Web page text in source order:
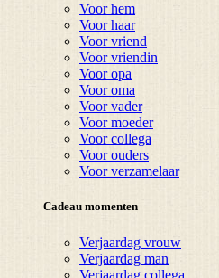
Voor hem
Voor haar
Voor vriend
Voor vriendin
Voor opa
Voor oma
Voor vader
Voor moeder
Voor collega
Voor ouders
Voor verzamelaar
Cadeau momenten
Verjaardag vrouw
Verjaardag man
Verjaardag collega